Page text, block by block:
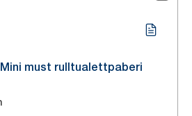
must rulltualettpaberi